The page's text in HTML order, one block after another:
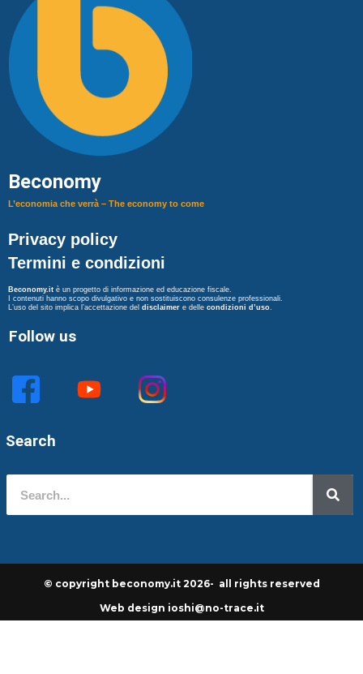
Beconomy
L’economia che verrà – The economy to come
Privacy policy
Termini e condizioni
Beconomy.it è un progetto di informazione ed educazione fiscale.
I contenuti hanno scopo divulgativo e non sostituiscono consulenze professionali.
L’uso del sito implica l’accettazione del disclaimer e delle condizioni d’uso.
Follow us
Search
© copyright beconomy.it 2026- all rights reserved
Web design ioshi@no-trace.it